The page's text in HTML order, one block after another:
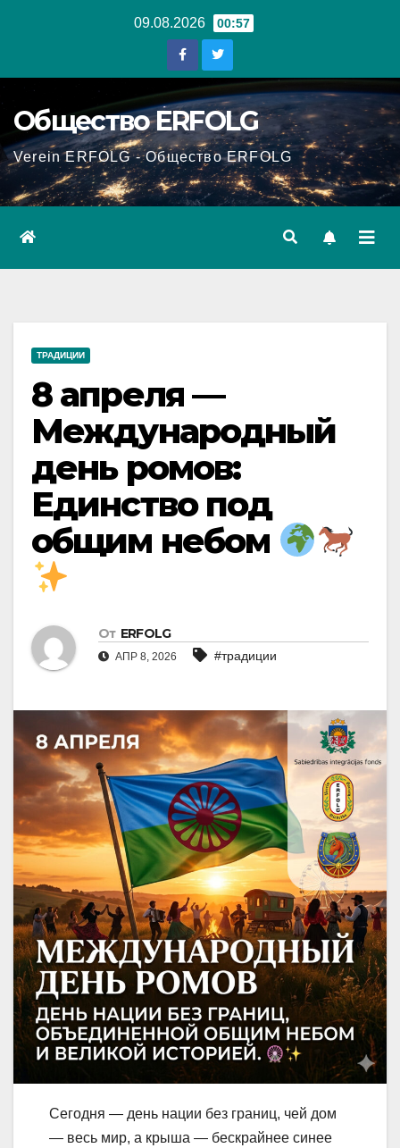
09.08.2026 00:57
Общество ERFOLG
Verein ERFOLG - Общество ERFOLG
ТРАДИЦИИ
8 апреля —
Международный
день ромов:
Единство под
общим небом
От ERFOLG
АПР 8, 2026 #традиции
Сегодня — день нации без границ, чей дом
— весь мир, а крыша — бескрайнее синее